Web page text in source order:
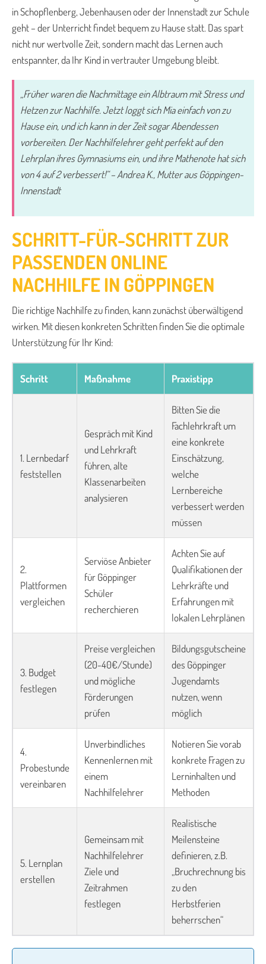
in Schopflenberg, Jebenhausen oder der Innenstadt zur Schule
geht – der Unterricht findet bequem zu Hause statt. Das spart
nicht nur wertvolle Zeit, sondern macht das Lernen auch
entspannter, da Ihr Kind in vertrauter Umgebung bleibt.
„Früher waren die Nachmittage ein Albtraum mit Stress und
Hetzen zur Nachhilfe. Jetzt loggt sich Mia einfach von zu
Hause ein, und ich kann in der Zeit sogar Abendessen
vorbereiten. Der Nachhilfelehrer geht perfekt auf den
Lehrplan ihres Gymnasiums ein, und ihre Mathenote hat sich
von 4 auf 2 verbessert!“ – Andrea K., Mutter aus Göppingen-
Innenstadt
SCHRITT-FÜR-SCHRITT ZUR
PASSENDEN ONLINE
NACHHILFE IN GÖPPINGEN
Die richtige Nachhilfe zu finden, kann zunächst überwältigend
wirken. Mit diesen konkreten Schritten finden Sie die optimale
Unterstützung für Ihr Kind:
Schritt Maßnahme Praxistipp
1. Lernbedarf
feststellen
Gespräch mit Kind
und Lehrkraft
führen, alte
Klassenarbeiten
analysieren
Bitten Sie die
Fachlehrkraft um
eine konkrete
Einschätzung,
welche
Lernbereiche
verbessert werden
müssen
2.
Plattformen
vergleichen
Serviöse Anbieter
für Göppinger
Schüler
recherchieren
Achten Sie auf
Qualifikationen der
Lehrkräfte und
Erfahrungen mit
lokalen Lehrplänen
3. Budget
festlegen
Preise vergleichen
(20-40€/Stunde)
und mögliche
Förderungen
prüfen
Bildungsgutscheine
des Göppinger
Jugendamts
nutzen, wenn
möglich
4.
Probestunde
vereinbaren
Unverbindliches
Kennenlernen mit
einem
Nachhilfelehrer
Notieren Sie vorab
konkrete Fragen zu
Lerninhalten und
Methoden
5. Lernplan
erstellen
Gemeinsam mit
Nachhilfelehrer
Ziele und
Zeitrahmen
festlegen
Realistische
Meilensteine
definieren, z.B.
„Bruchrechnung bis
zu den
Herbstferien
beherrschen“